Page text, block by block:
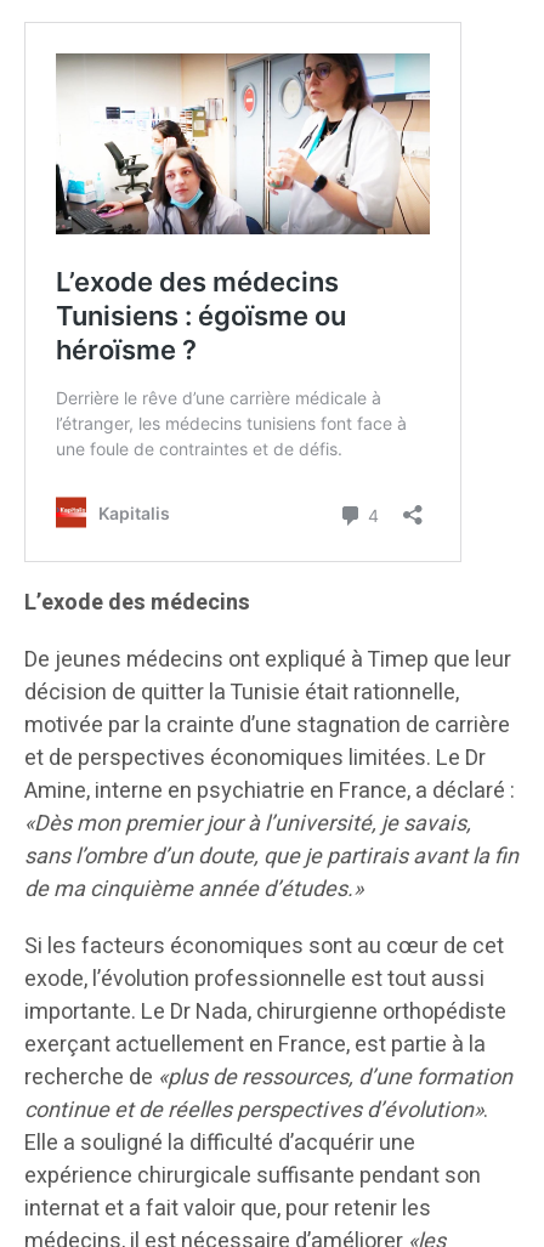
L’exode des médecins
De jeunes médecins ont expliqué à Timep que leur
décision de quitter la Tunisie était rationnelle,
motivée par la crainte d’une stagnation de carrière
et de perspectives économiques limitées. Le Dr
Amine, interne en psychiatrie en France, a déclaré :
«Dès mon premier jour à l’université, je savais,
sans l’ombre d’un doute, que je partirais avant la fin
de ma cinquième année d’études.»
Si les facteurs économiques sont au cœur de cet
exode, l’évolution professionnelle est tout aussi
importante. Le Dr Nada, chirurgienne orthopédiste
exerçant actuellement en France, est partie à la
recherche de «plus de ressources, d’une formation
continue et de réelles perspectives d’évolution».
Elle a souligné la difficulté d’acquérir une
expérience chirurgicale suffisante pendant son
internat et a fait valoir que, pour retenir les